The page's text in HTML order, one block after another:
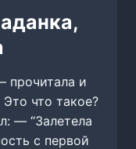
прочитала и
что такое?
— “Залетела
с первой